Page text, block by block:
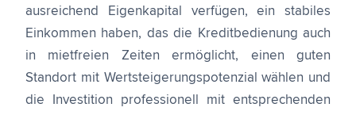
ausreichend Eigenkapital verfügen, ein stabiles
Einkommen haben, das die Kreditbedienung auch
in mietfreien Zeiten ermöglicht, einen guten
Standort mit Wertsteigerungspotenzial wählen und
die Investition professionell mit entsprechenden